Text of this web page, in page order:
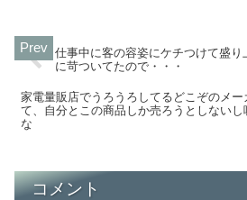
仕事中に客の容姿にケチつけて盛り
に苛ついてたので・・・
家電量販店でうろうろしてるどこぞのメー
て、自分とこの商品しか売ろうとしないし
な
コメント